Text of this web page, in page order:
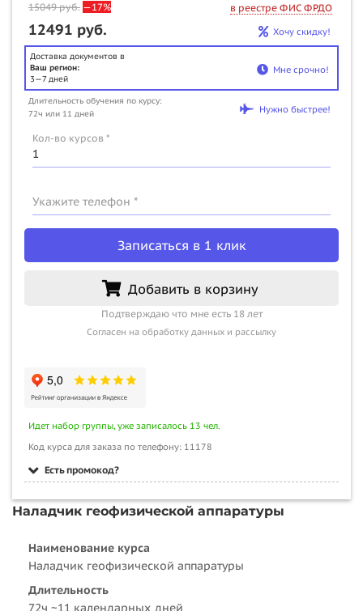
15049руб. —17% в реестре ФИС ФРДО
12491 руб. Хочу скидку!
Доставка документов в
Ваш регион:
3—7 дней
Мне срочно!
Длительность обучения по курсу:
72ч или 11 дней
Нужно быстрее!
Кол-во курсов *
Укажите телефон *
Записаться в 1 клик
Добавить в корзину
Подтверждаю что мне есть 18 лет
Согласен на обработку данных и рассылку
Идет набор группы, уже записалось 13 чел.
Код курса для заказа по телефону: 11178
Есть промокод?
Наладчик геофизической аппаратуры
Наименование курса
Наладчик геофизической аппаратуры
Длительность
72ч ~11 календарных дней